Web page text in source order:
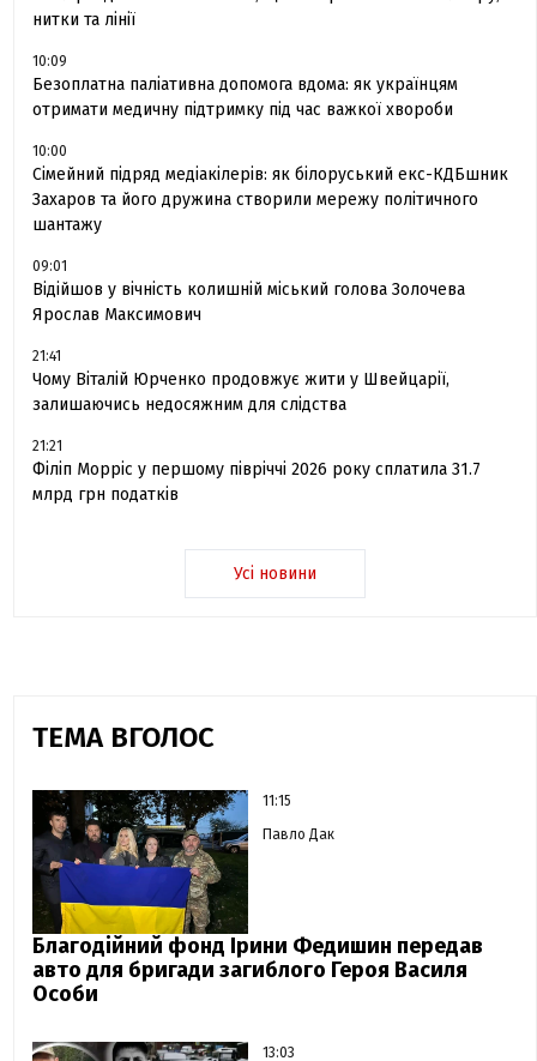
нитки та лінії
10:09
Безоплатна паліативна допомога вдома: як українцям
отримати медичну підтримку під час важкої хвороби
10:00
Сімейний підряд медіакілерів: як білоруський екс-КДБшник
Захаров та його дружина створили мережу політичного
шантажу
09:01
Відійшов у вічність колишній міський голова Золочева
Ярослав Максимович
21:41
Чому Віталій Юрченко продовжує жити у Швейцарії,
залишаючись недосяжним для слідства
21:21
Філіп Морріс у першому півріччі 2026 року сплатила 31.7
млрд грн податків
Усі новини
ТЕМА ВГОЛОС
11:15
Павло Дак
Благодійний фонд Ірини Федишин передав
авто для бригади загиблого Героя Василя
Особи
13:03